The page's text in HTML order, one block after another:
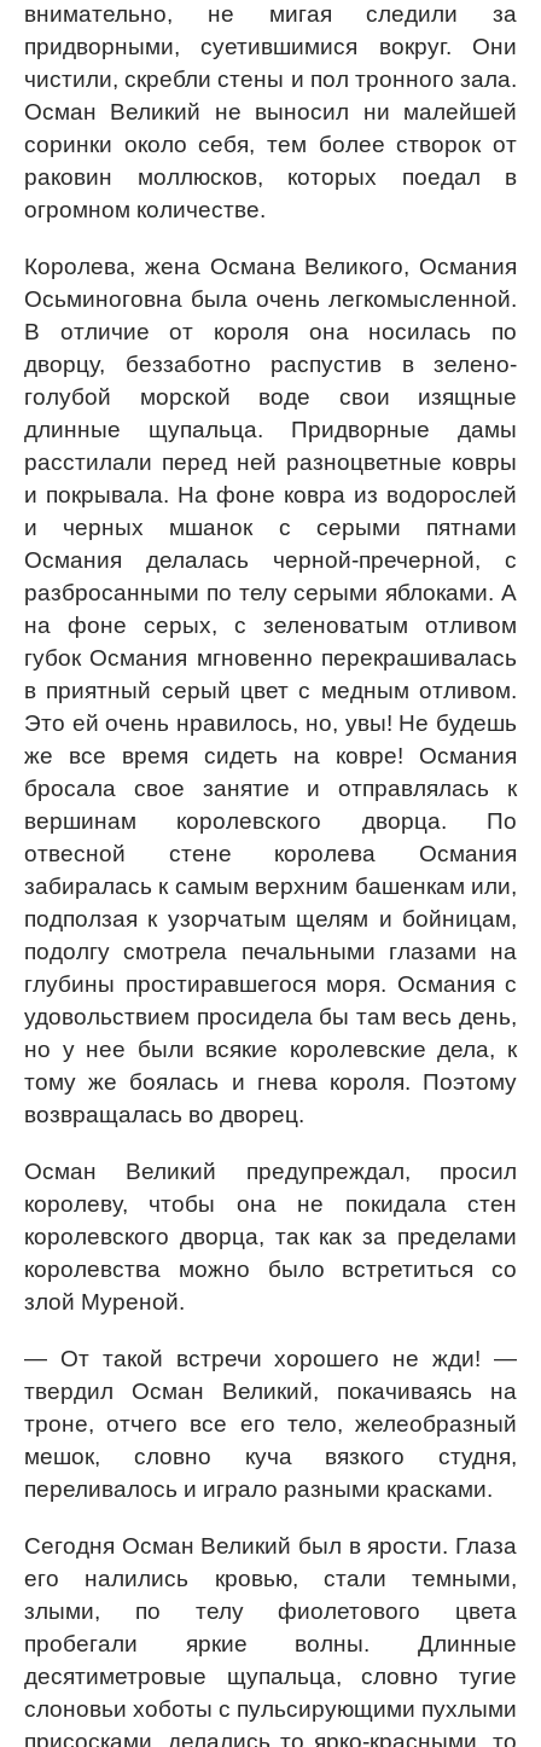
внимательно, не мигая следили за
придворными, суетившимися вокруг. Они
чистили, скребли стены и пол тронного зала.
Осман Великий не выносил ни малейшей
соринки около себя, тем более створок от
раковин моллюсков, которых поедал в
огромном количестве.
Королева, жена Османа Великого, Османия
Осьминоговна была очень легкомысленной.
В отличие от короля она носилась по
дворцу, беззаботно распустив в зелено-
голубой морской воде свои изящные
длинные щупальца. Придворные дамы
расстилали перед ней разноцветные ковры
и покрывала. На фоне ковра из водорослей
и черных мшанок с серыми пятнами
Османия делалась черной-пречерной, с
разбросанными по телу серыми яблоками. А
на фоне серых, с зеленоватым отливом
губок Османия мгновенно перекрашивалась
в приятный серый цвет с медным отливом.
Это ей очень нравилось, но, увы! Не будешь
же все время сидеть на ковре! Османия
бросала свое занятие и отправлялась к
вершинам королевского дворца. По
отвесной стене королева Османия
забиралась к самым верхним башенкам или,
подползая к узорчатым щелям и бойницам,
подолгу смотрела печальными глазами на
глубины простиравшегося моря. Османия с
удовольствием просидела бы там весь день,
но у нее были всякие королевские дела, к
тому же боялась и гнева короля. Поэтому
возвращалась во дворец.
Осман Великий предупреждал, просил
королеву, чтобы она не покидала стен
королевского дворца, так как за пределами
королевства можно было встретиться со
злой Муреной.
— От такой встречи хорошего не жди! —
твердил Осман Великий, покачиваясь на
троне, отчего все его тело, желеобразный
мешок, словно куча вязкого студня,
переливалось и играло разными красками.
Сегодня Осман Великий был в ярости. Глаза
его налились кровью, стали темными,
злыми, по телу фиолетового цвета
пробегали яркие волны. Длинные
десятиметровые щупальца, словно тугие
слоновьи хоботы с пульсирующими пухлыми
присосками, делались то ярко-красными, то